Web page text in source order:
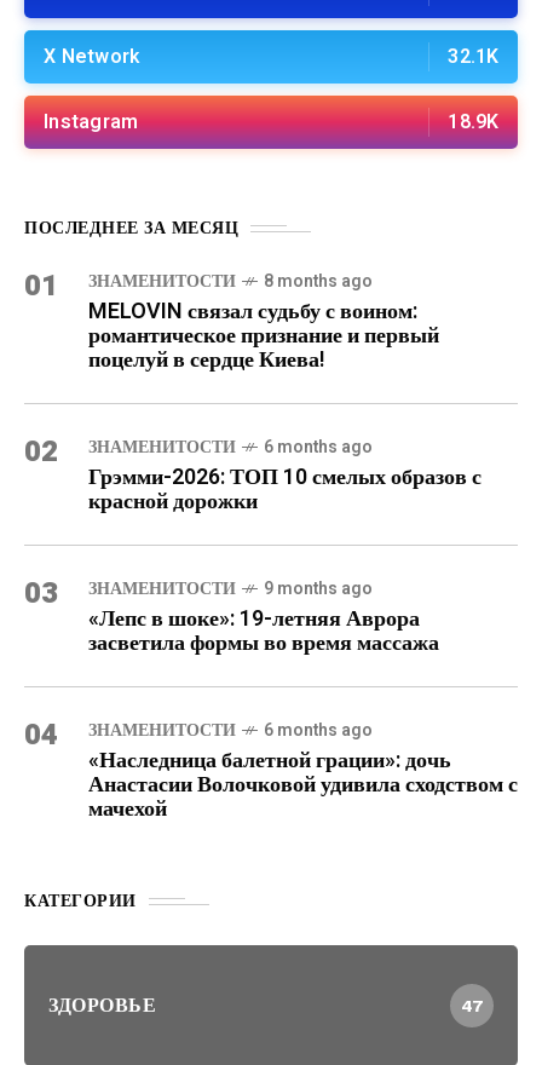
X Network 32.1K
Instagram 18.9K
ПОСЛЕДНЕЕ ЗА МЕСЯЦ
01 ЗНАМЕНИТОСТИ 8 months ago
MELOVIN связал судьбу с воином:
романтическое признание и первый
поцелуй в сердце Киева!
02 ЗНАМЕНИТОСТИ 6 months ago
Грэмми-2026: ТОП 10 смелых образов с
красной дорожки
03 ЗНАМЕНИТОСТИ 9 months ago
«Лепс в шоке»: 19-летняя Аврора
засветила формы во время массажа
04 ЗНАМЕНИТОСТИ 6 months ago
«Наследница балетной грации»: дочь
Анастасии Волочковой удивила сходством с
мачехой
КАТЕГОРИИ
ЗДОРОВЬЕ 47